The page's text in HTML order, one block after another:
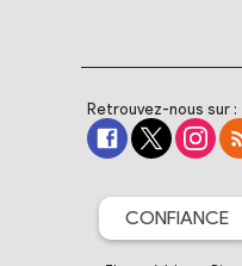
Retrouvez-nous sur :
CONFIANCE